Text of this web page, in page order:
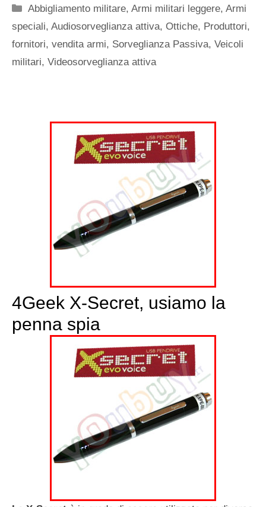
Categorie
Abbigliamento militare,Armi militari leggere,Armi
speciali, Audiosorveglianza attiva, Ottiche, Produttori,
fornitori, vendita armi, Sorveglianza Passiva, Veicoli
militari, Videosorveglianza attiva
4Geek X-Secret, usiamo la
penna spia